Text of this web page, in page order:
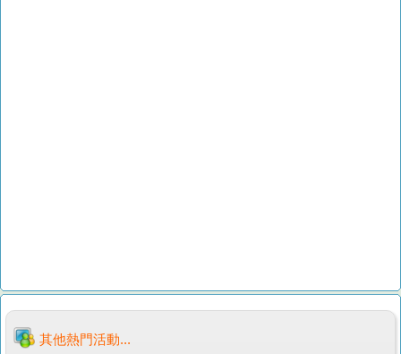
其他熱門活動...